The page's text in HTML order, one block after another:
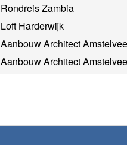
Rondreis Zambia
Loft Harderwijk
Aanbouw Architect
Aanbouw Architect